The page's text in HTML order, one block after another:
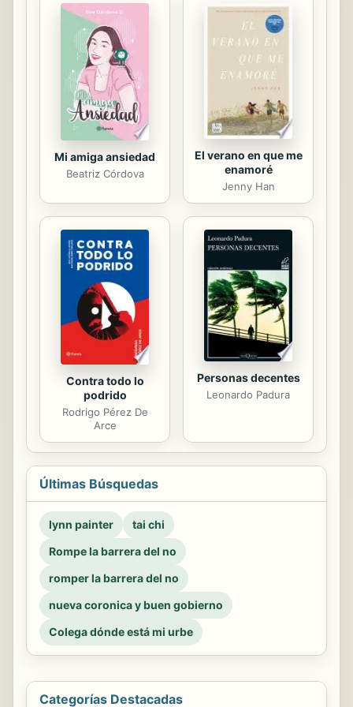
Mi amiga ansiedad
Beatriz Córdova
El verano en que me
enamoré
Jenny Han
Contra todo lo
podrido
Rodrigo Pérez De
Arce
Personas decentes
Leonardo Padura
Últimas Búsquedas
lynn painter
tai chi
Rompe la barrera del no
romper la barrera del no
nueva coronica y buen gobierno
Colega dónde está mi urbe
Categorías Destacadas